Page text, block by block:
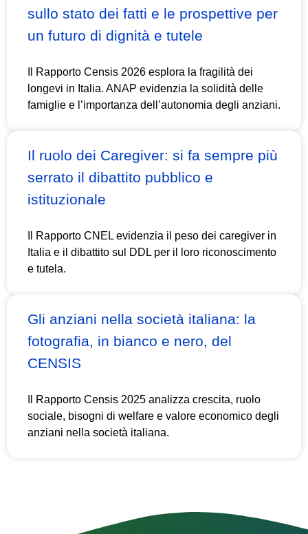
sullo stato dei fatti e le prospettive per
un futuro di dignità e tutele
Il Rapporto Censis 2026 esplora la fragilità dei
longevi in Italia. ANAP evidenzia la solidità delle
famiglie e l’importanza dell’autonomia degli anziani.
Il ruolo dei Caregiver: si fa sempre più
serrato il dibattito pubblico e
istituzionale
Il Rapporto CNEL evidenzia il peso dei caregiver in
Italia e il dibattito sul DDL per il loro riconoscimento
e tutela.
Gli anziani nella società italiana: la
fotografia, in bianco e nero, del
CENSIS
Il Rapporto Censis 2025 analizza crescita, ruolo
sociale, bisogni di welfare e valore economico degli
anziani nella società italiana.